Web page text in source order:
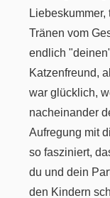
Tränen vom
endlich
Katzenfreund,
war glücklich,
nacheinander
Aufregung mit
so fasziniert,
du und dein
den Kindern